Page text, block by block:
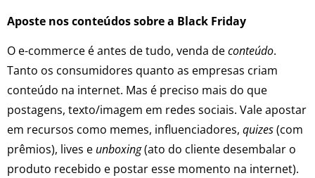
Aposte nos conteúdos sobre a Black Friday
O e-commerce é antes de tudo, venda deconteúdo.
Tanto os consumidores quanto as empresas criam
conteúdo na internet. Mas é preciso mais do que
postagens, texto/imagem em redes sociais. Vale apostar
em recursos como memes, influenciadores, quizes(com
prêmios), lives e unboxing(ato do cliente desembalar o
produto recebido e postar esse momento na internet).